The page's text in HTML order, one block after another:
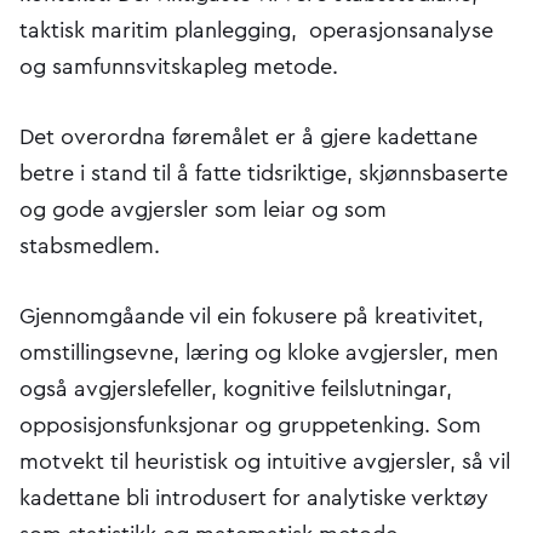
taktisk maritim planlegging, operasjonsanalyse
og samfunnsvitskapleg metode.
Det overordna føremålet er å gjere kadettane
betre i stand til å fatte tidsriktige, skjønnsbaserte
og gode avgjersler som leiar og som
stabsmedlem.
Gjennomgåande vil ein fokusere på kreativitet,
omstillingsevne, læring og kloke avgjersler, men
også avgjerslefeller, kognitive feilslutningar,
opposisjonsfunksjonar og gruppetenking. Som
motvekt til heuristisk og intuitive avgjersler, så vil
kadettane bli introdusert for analytiske verktøy